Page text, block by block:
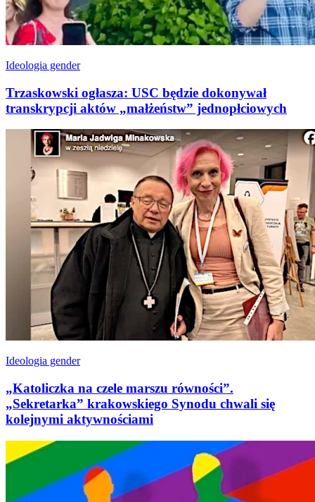
Ideologia gender
Trzaskowski ogłasza: USC będzie dokonywał
transkrypcji aktów „małżeństw” jednopłciowych
Ideologia gender
„Katoliczka na czele marszu równości”.
„Sekretarka” krakowskiego Synodu chwali się
kolejnymi aktywnościami